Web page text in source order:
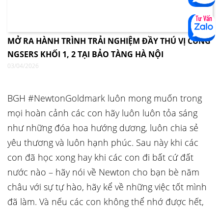
MỞ RA HÀNH TRÌNH TRẢI NGHIỆM ĐẦY THÚ VỊ CÙNG
NGSERS KHỐI 1, 2 TẠI BẢO TÀNG HÀ NỘI
03/04/2026
BGH #NewtonGoldmark luôn mong muốn trong
mọi hoàn cảnh các con hãy luôn luôn tỏa sáng
như những đóa hoa hướng dương, luôn chia sẻ
yêu thương và luôn hạnh phúc. Sau này khi các
con đã học xong hay khi các con đi bất cứ đất
nước nào – hãy nói về Newton cho bạn bè năm
châu với sự tự hào, hãy kể về những việc tốt mình
đã làm. Và nếu các con không thể nhớ được hết,